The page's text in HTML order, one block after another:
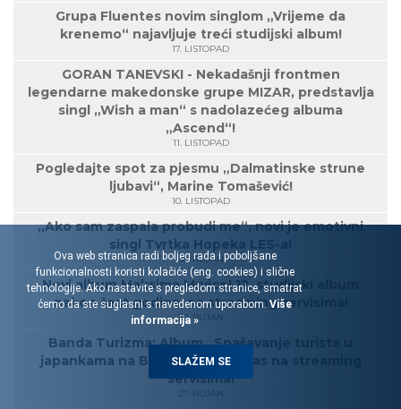
Grupa Fluentes novim singlom „Vrijeme da
krenemo“ najavljuje treći studijski album!
17. LISTOPAD
GORAN TANEVSKI - Nekadašnji frontmen
legendarne makedonske grupe MIZAR, predstavlja
singl „Wish a man“ s nadolazećeg albuma
„Ascend“!
11. LISTOPAD
Pogledajte spot za pjesmu „Dalmatinske strune
ljubavi“, Marine Tomašević!
10. LISTOPAD
„Ako sam zaspala probudi me“, novi je emotivni
singl Tvrtka Hopeka LES-a!
30. RUJAN
Novi album Maksima Mrvice! 12. studijski album
nakon šest godina, na streaming servisima!
27. RUJAN
Banda Turizma: Album „Spašavanje turista u
japankama na Biokovu“ od danas na streaming
servisima!
27. RUJAN
Ova web stranica radi boljeg rada i poboljšane
funkcionalnosti koristi kolačiće (eng. cookies) i slične
tehnologije. Ako nastavite s pregledom stranice, smatrat
ćemo da ste suglasni s navedenom uporabom.Više
informacija »
SLAŽEM SE